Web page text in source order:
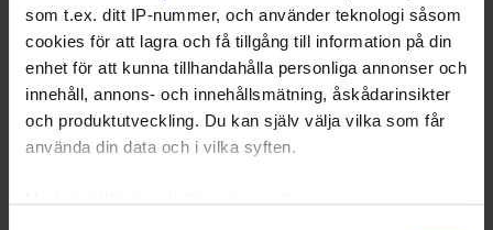
som t.ex. ditt IP-nummer, och använder teknologi såsom
cookies för att lagra och få tillgång till information på din
enhet för att kunna tillhandahålla personliga annonser och
innehåll, annons- och innehållsmätning, åskådarinsikter
och produktutveckling. Du kan själv välja vilka som får
använda din data och i vilka syften.
Med din tillåtelse skulle vi även vilja:
Officiella partners